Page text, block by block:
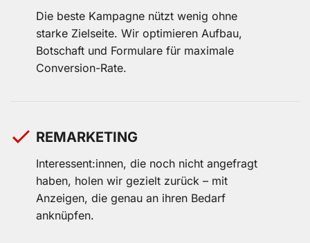
Die beste Kampagne nützt wenig ohne
starke Zielseite. Wir optimieren Aufbau,
Botschaft und Formulare für maximale
Conversion-Rate.
REMARKETING
Interessent:innen, die noch nicht angefragt
haben, holen wir gezielt zurück – mit
Anzeigen, die genau an ihren Bedarf
anknüpfen.